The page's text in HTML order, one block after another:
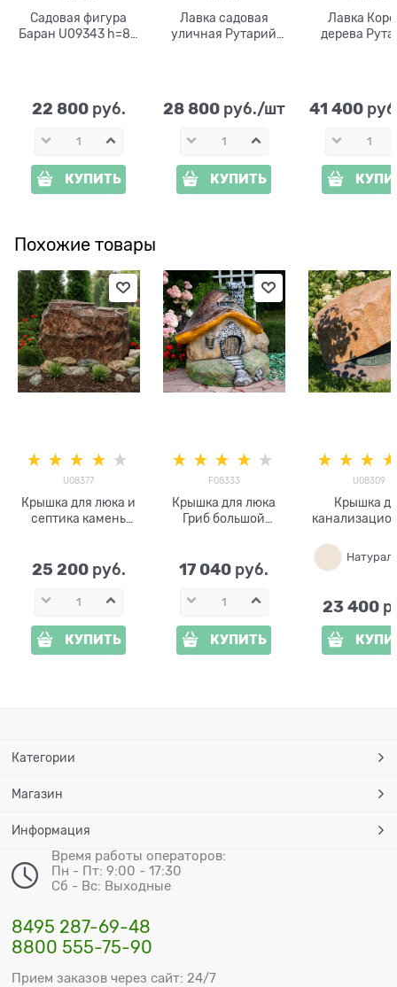
Садовая фигура
Баран U09343 h=80
22 800 руб.
КУПИТЬ
Лавка садовая
уличная Рутарий
28 800 руб./шт
КУПИТЬ
Лавка
дерева
41 400
Похожие товары
U08377
Крышка для люка и
септика камень
25 200 руб.
КУПИТЬ
F08333
Крышка для люка
Гриб большой
ширина 86 см
17 040 руб.
КУПИТЬ
U08309
Крышка
ик, ширина
23 400
Категории
Магазин
Информация
Время работы операторов:
Пн - Пт: 9:00 - 17:30
Сб - Вс: Выходные
8495 287-69-48
8800 555-75-90
Прием заказов через сайт: 24/7